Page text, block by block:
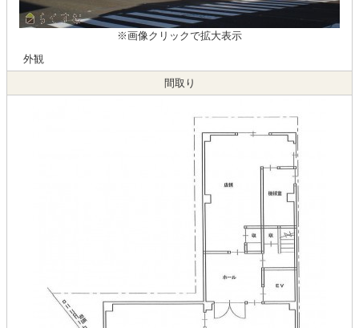
間取り
※画像クリックで拡大表示
外観